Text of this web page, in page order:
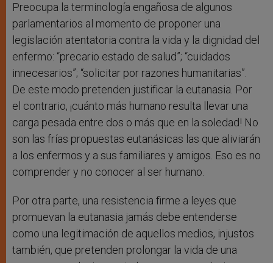
Preocupa la terminología engañosa de algunos
parlamentarios al momento de proponer una
legislación atentatoria contra la vida y la dignidad del
enfermo: “precario estado de salud”; “cuidados
innecesarios”; “solicitar por razones humanitarias”.
De este modo pretenden justificar la eutanasia. Por
el contrario, ¡cuánto más humano resulta llevar una
carga pesada entre dos o más que en la soledad! No
son las frías propuestas eutanásicas las que aliviarán
a los enfermos y a sus familiares y amigos. Eso es no
comprender y no conocer al ser humano.
Por otra parte, una resistencia firme a leyes que
promuevan la eutanasia jamás debe entenderse
como una legitimación de aquellos medios, injustos
también, que pretenden prolongar la vida de una